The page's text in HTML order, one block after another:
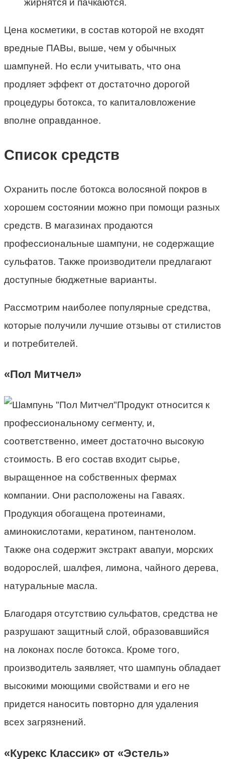
Цена косметики, в состав которой не входят
вредные ПАВы, выше, чем у обычных
шампуней. Но если учитывать, что она
продляет эффект от достаточно дорогой
процедуры ботокса, то капиталовложение
вполне оправданное.
Список средств
Охранить после ботокса волосяной покров в
хорошем состоянии можно при помощи разных
средств. В магазинах продаются
профессиональные шампуни, не содержащие
сульфатов. Также производители предлагают
доступные бюджетные варианты.
Рассмотрим наиболее популярные средства,
которые получили лучшие отзывы от стилистов
и потребителей.
«Пол Митчел»
Продукт относится к
профессиональному сегменту, и,
соответственно, имеет достаточно высокую
стоимость. В его состав входит сырье,
выращенное на собственных фермах
компании. Они расположены на Гаваях.
Продукция обогащена протеинами,
аминокислотами, кератином, пантенолом.
Также она содержит экстракт авапуи, морских
водорослей, шалфея, лимона, чайного дерева,
натуральные масла.
Благодаря отсутствию сульфатов, средства не
разрушают защитный слой, образовавшийся
на локонах после ботокса. Кроме того,
производитель заявляет, что шампунь обладает
высокими моющими свойствами и его не
придется наносить повторно для удаления
всех загрязнений.
«Курекс Классик» от «Эстель»